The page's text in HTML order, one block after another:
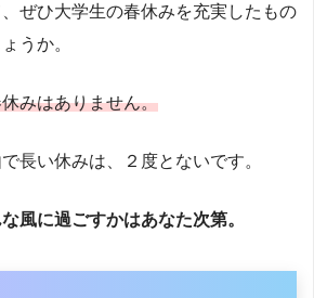
ぜひ大学生の春休みを充実したもの
うか。
みはありません。
長い休みは、２度とないです。
風に過ごすかはあなた次第。